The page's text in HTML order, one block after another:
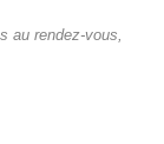
au rendez-vous,